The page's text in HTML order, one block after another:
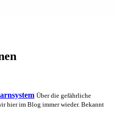
Über die gefährliche
hier im Blog immer wieder. Bekannt